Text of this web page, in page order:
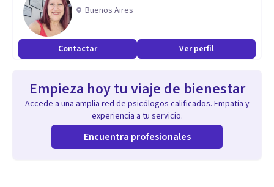
pacientes puedan explorar, crecer y encontrar soluciones
que funcionen para ellos.
Buenos Aires
Contactar Ver perfil
Empieza hoy tu viaje de bienestar
Accede a una amplia red de psicólogos calificados. Empatía y
experiencia a tu servicio.
Encuentra profesionales